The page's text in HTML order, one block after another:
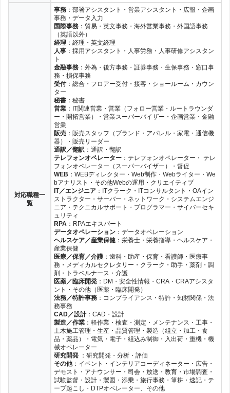
対応職種一
覧
事務 ：部署アシスタント・営業アシスタント・広報・企画
事務・データ入力
国際事務 ：貿易・英文事務・海外営業事務・外国語事務
（英語以外）
経理 ：経理・英文経理
人事 ：採用アシスタント・人事労務・人事研修アシスタン
ト
金融事務 ：外為・後方事務・証券事務・生保事務・窓口事
務・損保事務
受付：総合・フロアー受付・接客・ショールーム・カウン
ター
秘書 ：秘書
営業 ：IT関連営業・営業（フォロー営業・ルートラウンダ
ー・開拓営業）・営業スーパーバイザー・企画営業・金融
営業
販売 ：販売スタッフ（ブランド・アパレル・家電・通信機
器）・販売リーダー
通訳／翻訳 ：通訳・翻訳
テレフォンオペレーター ：テレフォンオペレーター・ テレ
フォンオペレーター（スーパーバイザー）・督促
WEB ：WEBディレクター・Web制作・Webライター・We
bアナリスト・その他Webの運用・クリエイティブ
IT／エンジニア ：ITクラーク・ITコンサルタント・OAイン
ストラクター・サーバー・ネットワーク・システムエンジ
ニア・テクニカルサポート・プログラマー・サイバーセキ
ュリティ
RPA ：RPAエキスパート
データオペレーション ：データオペレーション
ヘルスケア／産業保健 ：栄養士・栄養指導・ヘルスケア・
産業保健
医療／保育／介護 ：歯科・助産・保育・看護師・医療事
務・メディカルセクレタリー・クラーク・助手・薬剤・調
剤・トラベルナース・介護
医薬／臨床開発 ：DM・安全性情報・CRA・CRAアシスタ
ント・その他（医薬・臨床開発）
法務／特許事務 ：コンプライアンス・特許・知財関係・法
務事務
CAD／設計：CAD・設計
製造／作業 ：軽作業・検査・測定・メンテナンス・工事・
土木施工管理・生産・品質管理・製造（組立・加工・食
品・薬品）・電気・電子・組込み制御・入出荷・重機・機
械オペレーター
研究開発 ：研究開発・分析・評価
その他：イベント・インテリアコーディネーター・広告・
デモスト・アナウンサー・司会・放送・教育・市場調査・
試験監督・設計・製図・添乗・旅行事務・筆耕・速記・テ
ープ起こし・DTPオペレーター、その他